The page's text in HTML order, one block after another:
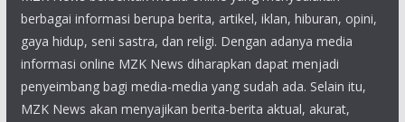
berbagai informasi berupa berita, artikel, iklan, hiburan, opini,
gaya hidup, seni sastra, dan religi. Dengan adanya media
informasi online MZK News diharapkan dapat menjadi
penyeimbang bagi media-media yang sudah ada. Selain itu,
MZK News akan menyajikan berita-berita aktual, akurat,